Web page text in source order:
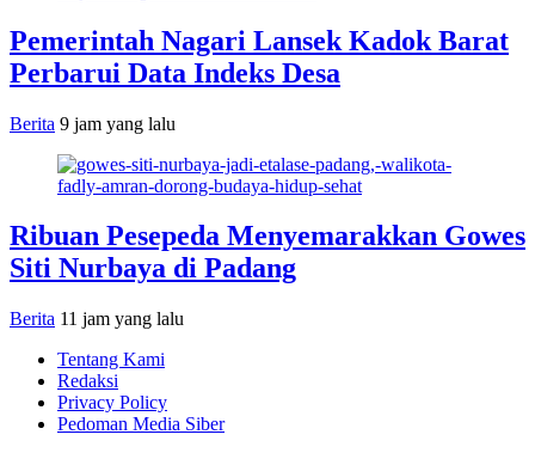
Pemerintah Nagari Lansek Kadok Barat
Perbarui Data Indeks Desa
Berita 9 jam yang lalu
Ribuan Pesepeda Menyemarakkan Gowes
Siti Nurbaya di Padang
Berita 11 jam yang lalu
Tentang Kami
Redaksi
Privacy Policy
Pedoman Media Siber